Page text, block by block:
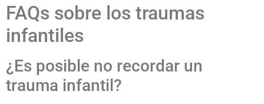
FAQs sobre los traumas
infantiles
¿Es posible no recordar un
trauma infantil?